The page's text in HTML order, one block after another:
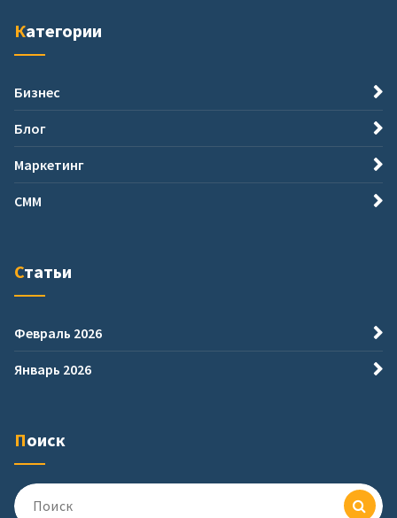
Категории
Бизнес
Блог
Маркетинг
СММ
Статьи
Февраль 2026
Январь 2026
Поиск
Поиск
для: